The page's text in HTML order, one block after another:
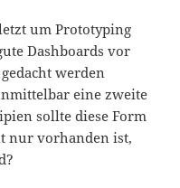
um Prototyping
Dashboards vor
werden
eine zweite
sollte diese Form
nur vorhanden ist,